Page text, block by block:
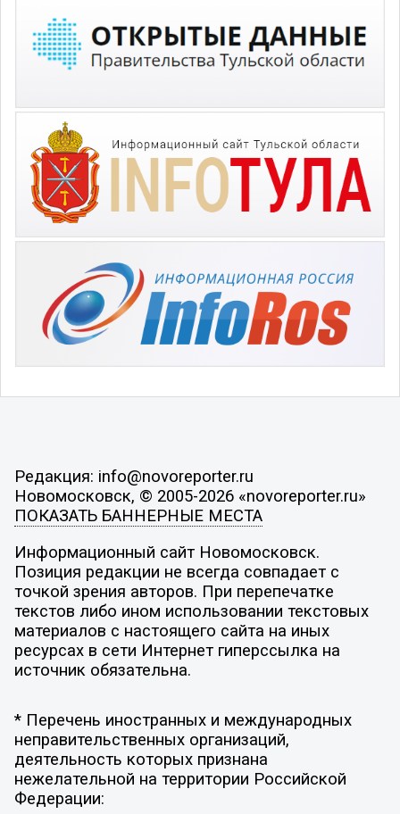
Редакция: info@novoreporter.ru
Новомосковск, © 2005-2026 «novoreporter.ru»
ПОКАЗАТЬ БАННЕРНЫЕ МЕСТА
Информационный сайт Новомосковск.
Позиция редакции не всегда совпадает с
точкой зрения авторов. При перепечатке
текстов либо ином использовании текстовых
материалов с настоящего сайта на иных
ресурсах в сети Интернет гиперссылка на
источник обязательна.
* Перечень иностранных и международных
неправительственных организаций,
деятельность которых признана
нежелательной на территории Российской
Федерации: